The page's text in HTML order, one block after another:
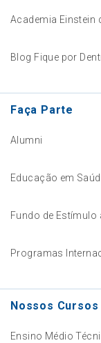
Academia Einstein
Blog Fique por
Faça Parte
Alumni
Educação em
Fundo de Estímulo
Programas
Nossos Cursos
Ensino Médio